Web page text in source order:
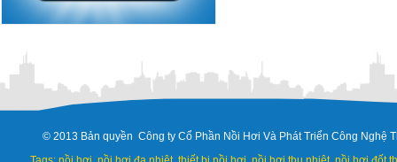
© 2013 Bản quyền Công ty Cổ Phần Nồi Hơi Và Phát Triển Công